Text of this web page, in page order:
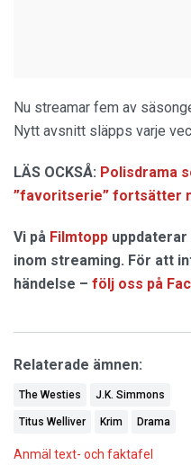
Nu streamar fem av
Nytt avsnitt släpps varje
LÄS OCKSÅ: Polisdrama
”favoritserie” fortsätter
Vi på Filmtopp
inom streaming. För att
händelse – följ oss på
Relaterade ämnen:
The Westies J.K. Simmons
Titus Welliver Krim Drama
Anmäl text- och faktafel